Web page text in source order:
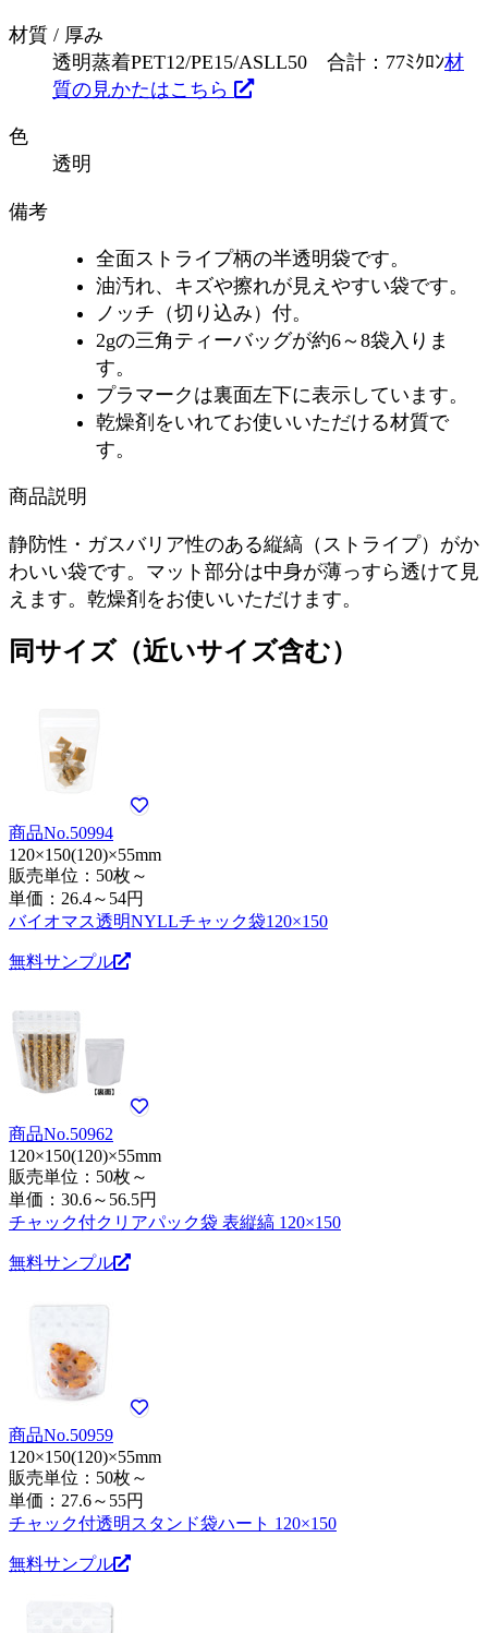
材質 / 厚み
透明蒸着PET12/PE15/ASLL50 合計：77ﾐｸﾛﾝ材
質の見かたはこちら
色
透明
備考
全面ストライプ柄の半透明袋です。
油汚れ、キズや擦れが見えやすい袋です。
ノッチ（切り込み）付。
2gの三角ティーバッグが約6～8袋入りま
す。
プラマークは裏面左下に表示しています。
乾燥剤をいれてお使いいただける材質で
す。
商品説明
静防性・ガスバリア性のある縦縞（ストライプ）がか
わいい袋です。マット部分は中身が薄っすら透けて見
えます。乾燥剤をお使いいただけます。
同サイズ（近いサイズ含む）
商品No.50994
120×150(120)×55mm
販売単位：50枚～
単価： 26.4～54円
バイオマス透明NYLLチャック袋120×150
無料サンプル
商品No.50962
120×150(120)×55mm
販売単位：50枚～
単価： 30.6～56.5円
チャック付クリアパック袋 表縦縞 120×150
無料サンプル
商品No.50959
120×150(120)×55mm
販売単位：50枚～
単価： 27.6～55円
チャック付透明スタンド袋ハート 120×150
無料サンプル